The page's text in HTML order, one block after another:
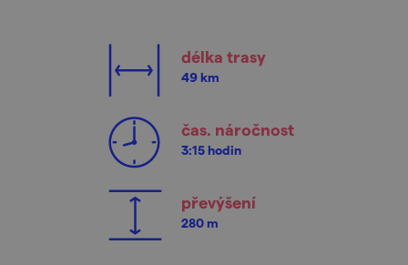
délka trasy
49 km
čas. náročnost
3:15 hodin
převýšení
280 m